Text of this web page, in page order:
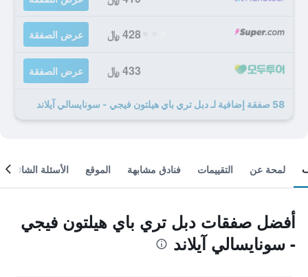
428 ﷼ عرض الصفقة
433 ﷼ عرض الصفقة
58 صفقة إضافية لـ دبل تري باي هيلتون فيجي - سونايسالي آيلاند
لمحة عن التقييمات فنادق مشابهة الموقع الأسئلة الشائعة
أفضل صفقات دبل تري باي هيلتون فيجي
- سونايسالي آيلاند